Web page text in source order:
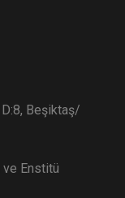
D:8, Beşiktaş/
Enstitü